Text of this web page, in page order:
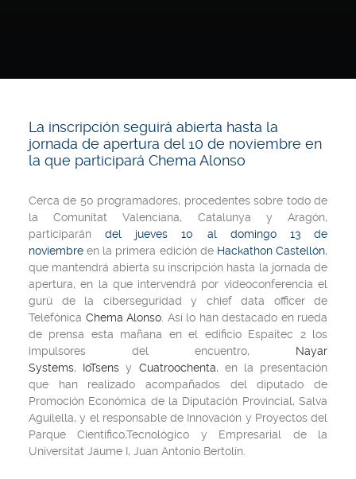
La inscripción seguirá abierta hasta la
jornada de apertura del 10 de noviembre en
la que participará Chema Alonso
Cerca de 50 programadores, procedentes sobre todo de
la Comunitat Valenciana, Catalunya y Aragón,
participarándel jueves 10 al domingo 13 de
noviembre en la primera edición de Hackathon Castellón,
que mantendrá abierta su inscripción hasta la jornada de
apertura, en la que intervendrá por videoconferencia el
gurú de la ciberseguridad y chief data officer de
Telefónica Chema Alonso . Así lo han destacado en rueda
de prensa esta mañana en el edificio Espaitec 2 los
impulsores del encuentro, Nayar
Systems, IoTsens y Cuatroochenta, en la presentación
que han realizado acompañados del diputado de
Promoción Económica de la Diputación Provincial, Salva
Aguilella, y el responsable de Innovación y Proyectos del
Parque Científico,Tecnológico y Empresarial de la
Universitat Jaume I, Juan Antonio Bertolín.